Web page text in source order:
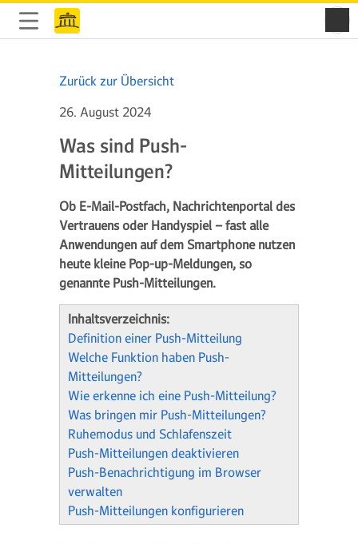
Zurück zur Übersicht
26. August 2024
Was sind Push-
Mitteilungen?
Ob E-Mail-Postfach, Nachrichtenportal des
Vertrauens oder Handyspiel – fast alle
Anwendungen auf dem Smartphone nutzen
heute kleine Pop-up-Meldungen, so
genannte Push-Mitteilungen.
Inhaltsverzeichnis:
Definition einer Push-Mitteilung
Welche Funktion haben Push-
Mitteilungen?
Wie erkenne ich eine Push-Mitteilung?
Was bringen mir Push-Mitteilungen?
Ruhemodus und Schlafenszeit
Push-Mitteilungen deaktivieren
Push-Benachrichtigung im Browser
verwalten
Push-Mitteilungen konfigurieren